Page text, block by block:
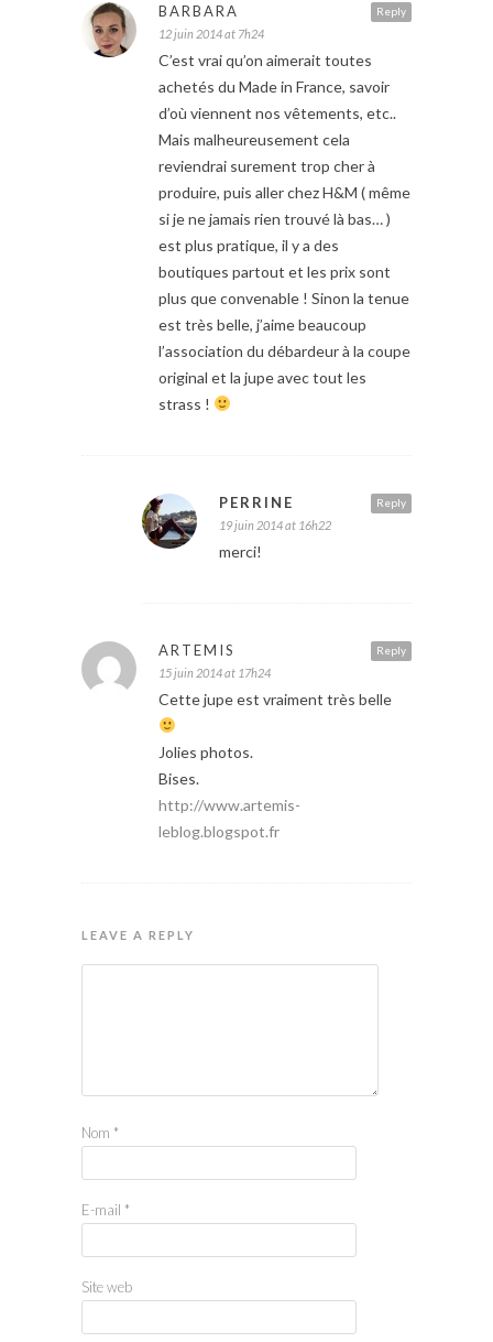
Reply
BARBARA
12 juin 2014 at 7h24
C’est vrai qu’on aimerait toutes
achetés du Made in France, savoir
d’où viennent nos vêtements, etc..
Mais malheureusement cela
reviendrai surement trop cher à
produire, puis aller chez H&M ( même
si je ne jamais rien trouvé là bas… )
est plus pratique, il y a des
boutiques partout et les prix sont
plus que convenable ! Sinon la tenue
est très belle, j’aime beaucoup
l’association du débardeur à la coupe
original et la jupe avec tout les
strass !
Reply
PERRINE
19 juin 2014 at 16h22
merci!
Reply
ARTEMIS
15 juin 2014 at 17h24
Cette jupe est vraiment très belle
Jolies photos.
Bises.
http://www.artemis-
leblog.blogspot.fr
LEAVE A REPLY
Nom *
E-mail *
Site web